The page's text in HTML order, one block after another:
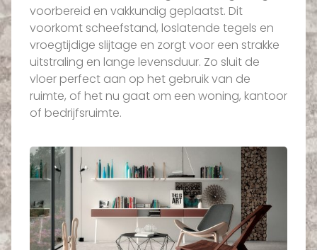
voorbereid en vakkundig geplaatst. Dit
voorkomt scheefstand, loslatende tegels en
vroegtijdige slijtage en zorgt voor een strakke
uitstraling en lange levensduur. Zo sluit de
vloer perfect aan op het gebruik van de
ruimte, of het nu gaat om een woning, kantoor
of bedrijfsruimte.